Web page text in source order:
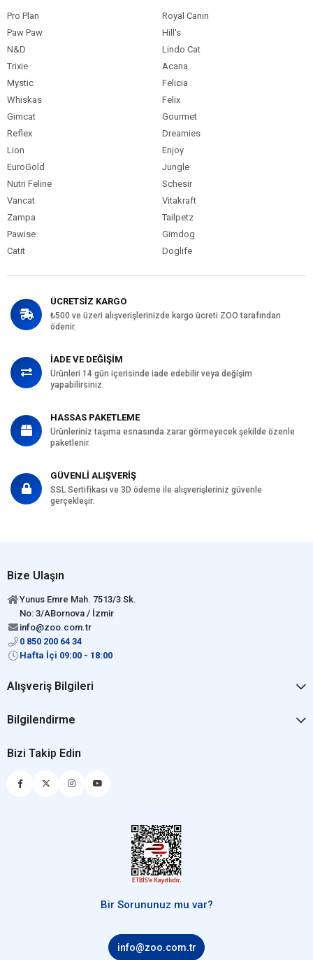
Pro Plan
Royal Canin
Paw Paw
Hill's
N&D
Lindo Cat
Trixie
Acana
Mystic
Felicia
Whiskas
Felix
Gimcat
Gourmet
Reflex
Dreamies
Lion
Enjoy
EuroGold
Jungle
Nutri Feline
Schesir
Vancat
Vitakraft
Zampa
Tailpetz
Pawise
Gimdog
Catit
Doglife
ÜCRETSİZ KARGO
₺500 ve üzeri alışverişlerinizde kargo ücreti ZOO tarafından
ödenir.
İADE VE DEĞİŞİM
Ürünleri 14 gün içerisinde iade edebilir veya değişim
yapabilirsiniz.
HASSAS PAKETLEME
Ürünleriniz taşıma esnasında zarar görmeyecek şekilde özenle
paketlenir.
GÜVENLİ ALIŞVERİŞ
SSL Sertifikası ve 3D ödeme ile alışverişleriniz güvenle
gerçekleşir.
Bize Ulaşın
Yunus Emre Mah. 7513/3 Sk.
No: 3/ABornova / İzmir
info@zoo.com.tr
0 850 200 64 34
Hafta İçi 09:00 - 18:00
Alışveriş Bilgileri
Bilgilendirme
Bizi Takip Edin
Bir Sorununuz mu var?
info@zoo.com.tr